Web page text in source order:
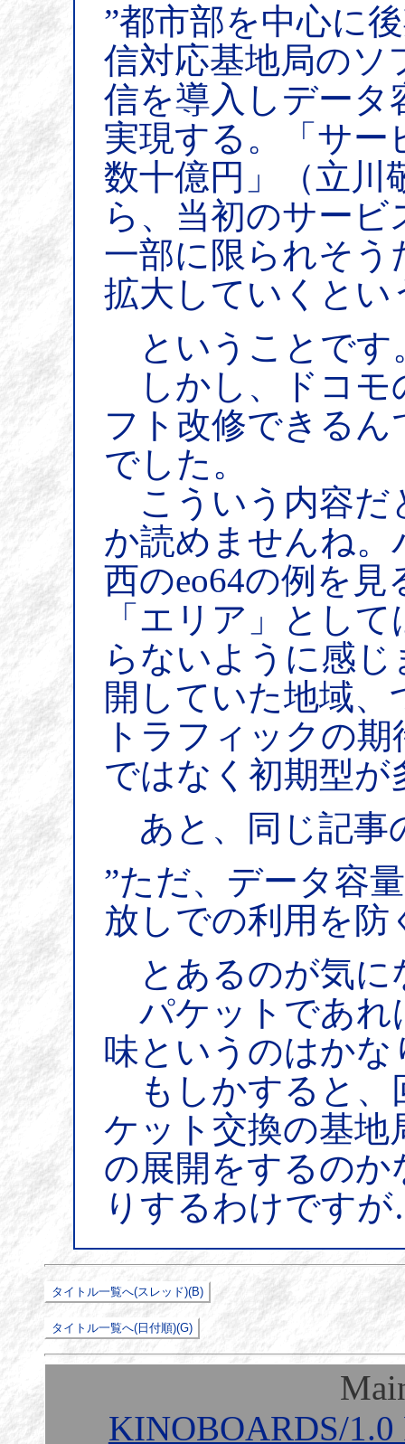
”都市部を中心に
信対応基地局のソ
信を導入しデータ
実現する。「サー
数十億円」（立川
ら、当初のサー
一部に限られそう
拡大していくとい
ということです
しかし、ドコモ
フト改修できる
でした。
こういう内容だ
か読めませんね
西のeo64の例を
「エリア」とし
らないように感
開していた地域
トラフィックの
ではなく初期型
あと、同じ記事
”ただ、データ容
放しでの利用を防
とあるのが気に
パケットであれ
味というのはか
もしかすると、
ケット交換の基地
の展開をするの
りするわけです
KINOBOARDS/1.0